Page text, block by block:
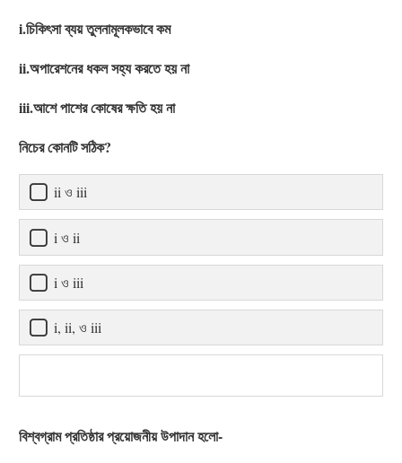
i.চিকিৎসা ব্যয় তুলনামূলকভাবে কম
ii.অপারেশনের ধকল সহ্য করতে হয় না
iii.আশে পাশের কোষের ক্ষতি হয় না
নিচের কোনটি সঠিক?
ii ও iii
i ও ii
i ও iii
i, ii, ও iii
বিশ্বগ্রাম প্রতিষ্ঠার প্রয়োজনীয় উপাদান হলো-